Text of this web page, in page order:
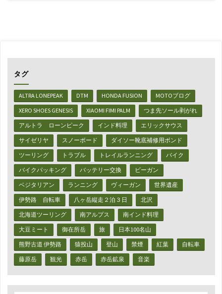
タグ
ALTRA LONEPEAK DTM HONDA FUSION
MOTOブログ
XERO SHOES GENESIS
XIAOMI FIMI PALM
つま先ソール剥がれ
アルトラ ローンピーク
インド料理
エリックサウス
サイゼリヤ
スノーボード
ダイソー靴底補修用ボンド
ツーリング
トラブル トレイルランニング
バイク
バイクパッキング
バッテリー交換
ビーガン
ベジタリアン
ランニング ヴィーガン
世界遺産
伊勢路 自転車
八ヶ岳縦走２泊３日
北沢
北海道ツーリング
南アルプス
南インド料理
大豆ミート
御在所岳 旅
日本100名山
熊野古道 伊勢路
猿投山 登山 禁煙 紅葉
自転車
藤原岳
観光 赤岳 赤岳鉱泉 音楽